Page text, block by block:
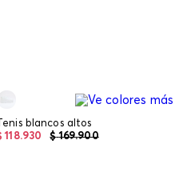
Tenis blancos altos
$ 169.900
118.930